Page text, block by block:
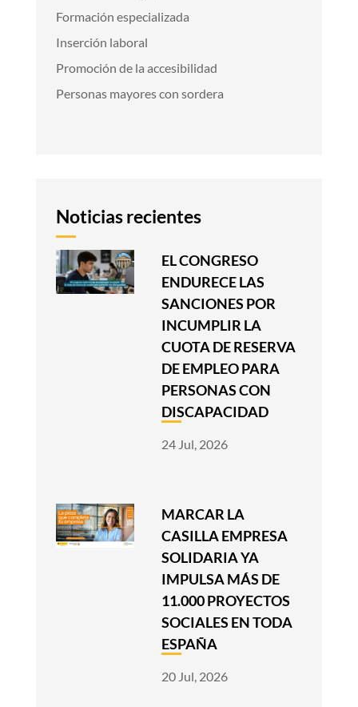
Formación especializada
Inserción laboral
Promoción de la accesibilidad
Personas mayores con sordera
EL CONGRESO
ENDURECE LAS
SANCIONES POR
INCUMPLIR LA
CUOTA DE RESERVA
DE EMPLEO PARA
PERSONAS CON
DISCAPACIDAD
24 Jul, 2026
MARCAR LA
CASILLA EMPRESA
SOLIDARIA YA
IMPULSA MÁS DE
11.000 PROYECTOS
SOCIALES EN TODA
ESPAÑA
20 Jul, 2026
Noticias recientes